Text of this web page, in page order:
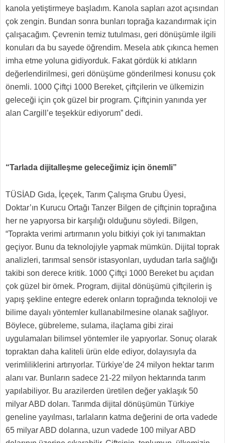
kanola yetiştirmeye başladım. Kanola sapları azot açısından
çok zengin. Bundan sonra bunları toprağa kazandırmak için
çalışacağım. Çevrenin temiz tutulması, geri dönüşümle ilgili
konuları da bu sayede öğrendim. Mesela atık çıkınca hemen
imha etme yoluna gidiyorduk. Fakat gördük ki atıkların
değerlendirilmesi, geri dönüşüme gönderilmesi konusu çok
önemli. 1000 Çiftçi 1000 Bereket, çiftçilerin ve ülkemizin
geleceği için çok güzel bir program. Çiftçinin yanında yer
alan Cargill’e teşekkür ediyorum” dedi.
“Tarlada dijitalleşme geleceğimiz için önemli”
TÜSİAD Gıda, İçeçek, Tarım Çalışma Grubu Üyesi,
Doktar’ın Kurucu Ortağı Tanzer Bilgen de çiftçinin toprağına
her ne yapıyorsa bir karşılığı olduğunu söyledi. Bilgen,
“Toprakta verimi artırmanın yolu bitkiyi çok iyi tanımaktan
geçiyor. Bunu da teknolojiyle yapmak mümkün. Dijital toprak
analizleri, tarımsal sensör istasyonları, uydudan tarla sağlığı
takibi son derece kritik. 1000 Çiftçi 1000 Bereket bu açıdan
çok güzel bir örnek. Program, dijital dönüşümü çiftçilerin iş
yapış şekline entegre ederek onların toprağında teknoloji ve
bilime dayalı yöntemler kullanabilmesine olanak sağlıyor.
Böylece, gübreleme, sulama, ilaçlama gibi zirai
uygulamaları bilimsel yöntemler ile yapıyorlar. Sonuç olarak
topraktan daha kaliteli ürün elde ediyor, dolayısıyla da
verimliliklerini artırıyorlar. Türkiye’de 24 milyon hektar tarım
alanı var. Bunların sadece 21-22 milyon hektarında tarım
yapılabiliyor. Bu arazilerden üretilen değer yaklaşık 50
milyar ABD doları. Tarımda dijital dönüşümün Türkiye
geneline yayılması, tarlaların katma değerini de orta vadede
65 milyar ABD dolarına, uzun vadede 100 milyar ABD